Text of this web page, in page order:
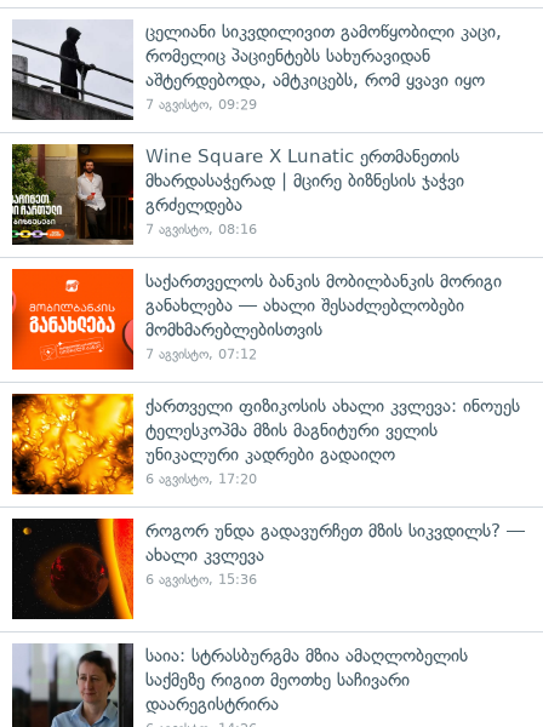
ცელიანი სიკვდილივით გამოწყობილი კაცი,
რომელიც პაციენტებს სახურავიდან
აშტერდებოდა, ამტკიცებს, რომ ყვავი იყო
7 აგვისტო, 09:29
Wine Square X Lunatic ერთმანეთის
მხარდასაჭერად | მცირე ბიზნესის ჯაჭვი
გრძელდება
7 აგვისტო, 08:16
საქართველოს ბანკის მობილბანკის მორიგი
განახლება — ახალი შესაძლებლობები
მომხმარებლებისთვის
7 აგვისტო, 07:12
ქართველი ფიზიკოსის ახალი კვლევა: ინოუეს
ტელესკოპმა მზის მაგნიტური ველის
უნიკალური კადრები გადაიღო
6 აგვისტო, 17:20
როგორ უნდა გადავურჩეთ მზის სიკვდილს? —
ახალი კვლევა
6 აგვისტო, 15:36
საია: სტრასბურგმა მზია ამაღლობელის
საქმეზე რიგით მეოთხე საჩივარი
დაარეგისტრირა